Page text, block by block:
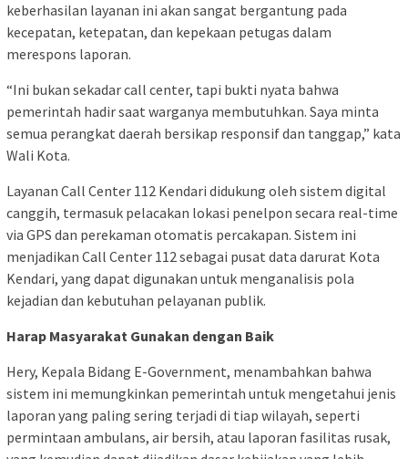
keberhasilan layanan ini akan sangat bergantung pada
kecepatan, ketepatan, dan kepekaan petugas dalam
merespons laporan.
“Ini bukan sekadar call center, tapi bukti nyata bahwa
pemerintah hadir saat warganya membutuhkan. Saya minta
semua perangkat daerah bersikap responsif dan tanggap,” kata
Wali Kota.
Layanan Call Center 112 Kendari didukung oleh sistem digital
canggih, termasuk pelacakan lokasi penelpon secara real-time
via GPS dan perekaman otomatis percakapan. Sistem ini
menjadikan Call Center 112 sebagai pusat data darurat Kota
Kendari, yang dapat digunakan untuk menganalisis pola
kejadian dan kebutuhan pelayanan publik.
Harap Masyarakat Gunakan dengan Baik
Hery, Kepala Bidang E-Government, menambahkan bahwa
sistem ini memungkinkan pemerintah untuk mengetahui jenis
laporan yang paling sering terjadi di tiap wilayah, seperti
permintaan ambulans, air bersih, atau laporan fasilitas rusak,